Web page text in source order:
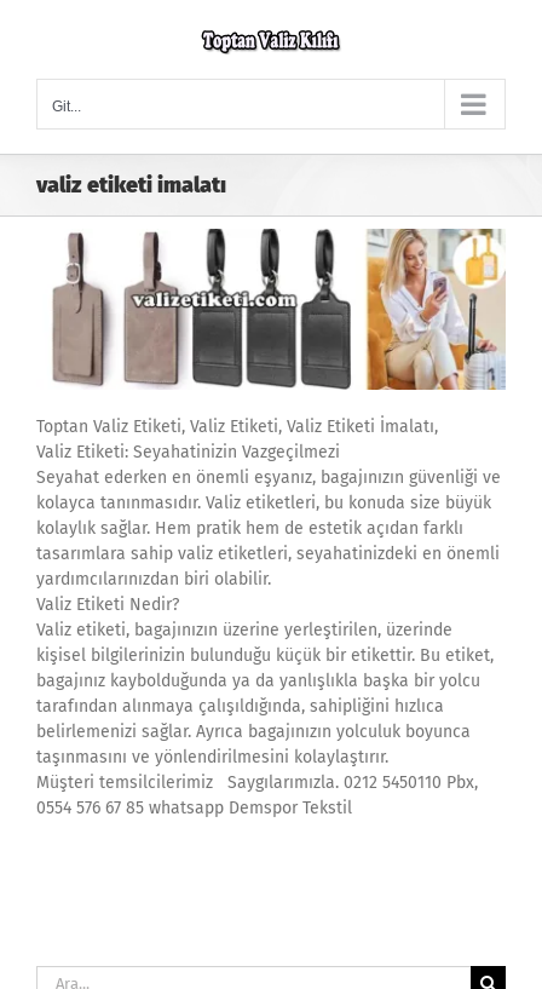
Git...
valiz etiketi imalatı
Toptan Valiz Etiketi, Valiz Etiketi, Valiz Etiketi İmalatı,
Valiz Etiketi: Seyahatinizin Vazgeçilmezi
Seyahat ederken en önemli eşyanız, bagajınızın güvenliği ve
kolayca tanınmasıdır. Valiz etiketleri, bu konuda size büyük
kolaylık sağlar. Hem pratik hem de estetik açıdan farklı
tasarımlara sahip valiz etiketleri, seyahatinizdeki en önemli
yardımcılarınızdan biri olabilir.
Valiz Etiketi Nedir?
Valiz etiketi, bagajınızın üzerine yerleştirilen, üzerinde
kişisel bilgilerinizin bulunduğu küçük bir etikettir. Bu etiket,
bagajınız kaybolduğunda ya da yanlışlıkla başka bir yolcu
tarafından alınmaya çalışıldığında, sahipliğini hızlıca
belirlemenizi sağlar. Ayrıca bagajınızın yolculuk boyunca
taşınmasını ve yönlendirilmesini kolaylaştırır.
Müşteri temsilcilerimiz Saygılarımızla. 0212 5450110 Pbx,
0554 576 67 85 whatsapp Demspor Tekstil
Ara: